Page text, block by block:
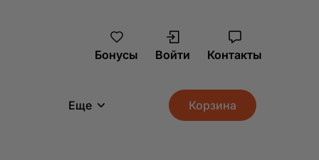
Бонусы Войти Контакты
Еще Корзина